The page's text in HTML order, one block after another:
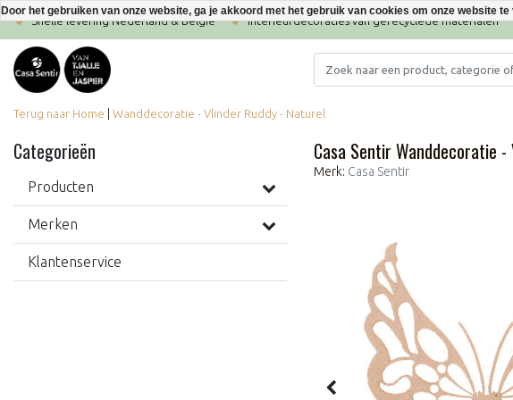
Snelle levering Nederland & België Interieurdecoraties van gerecyclede materialen
Terug naar Home Wanddecoratie - Vlinder Ruddy - Naturel
Categorieën
Producten
Merken
Klantenservice
Casa Sentir Wanddecoratie
Merk: Casa Sentir
Door het gebruiken van onze website, ga je akkoord met het gebruik van cookies om onze website